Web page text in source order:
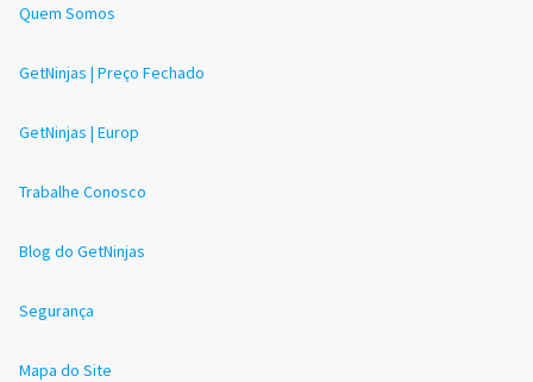
Quem Somos
GetNinjas | Preço Fechado
GetNinjas | Europ
Trabalhe Conosco
Blog do GetNinjas
Segurança
Mapa do Site